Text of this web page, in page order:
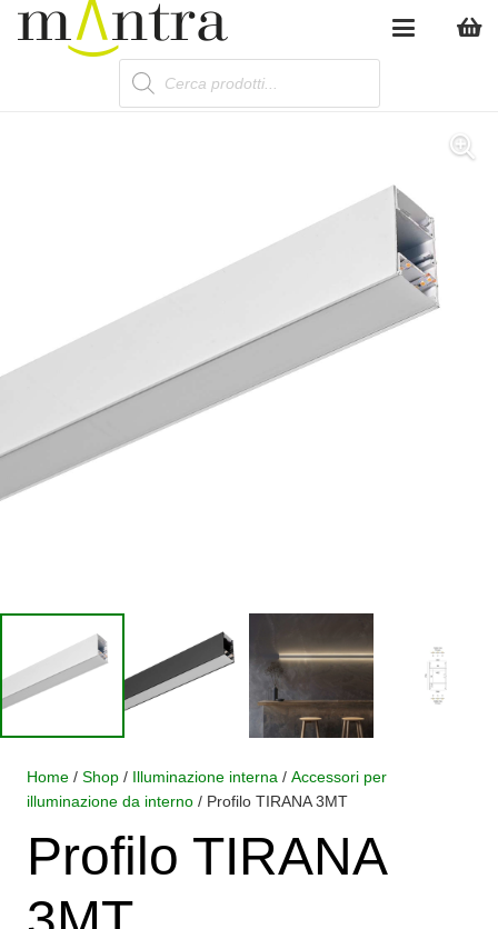
Products
search
Home / Shop / Illuminazione interna / Accessori per
illuminazione da interno / Profilo TIRANA 3MT
Profilo TIRANA